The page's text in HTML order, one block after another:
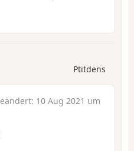
Ptitdens
10 Aug 2021 um